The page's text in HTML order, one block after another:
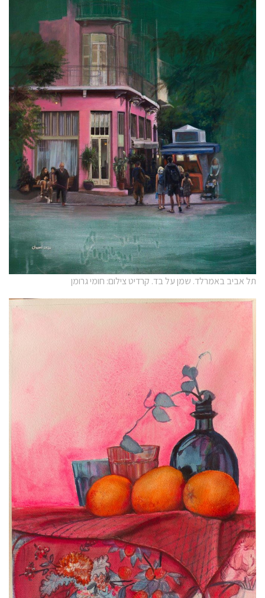
תל אביב באמרלד. שמן על בד. קרדיט צילום: חומי גרומן